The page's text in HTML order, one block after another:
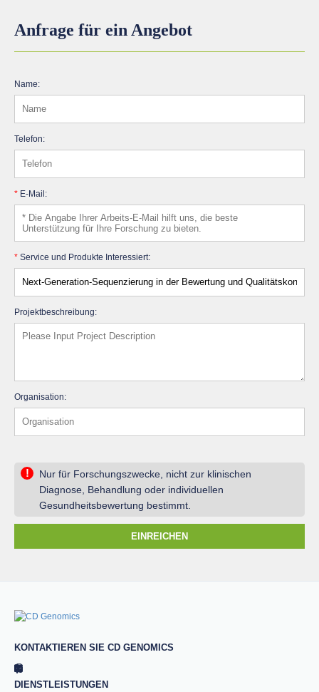
Anfrage für ein Angebot
Name:
Telefon:
* E-Mail:
* Service und Produkte Interessiert:
Projektbeschreibung:
Organisation:
!
Nur für Forschungszwecke, nicht zur klinischen
Diagnose, Behandlung oder individuellen
Gesundheitsbewertung bestimmt.
EINREICHEN
KONTAKTIEREN SIE CD GENOMICS
DIENSTLEISTUNGEN